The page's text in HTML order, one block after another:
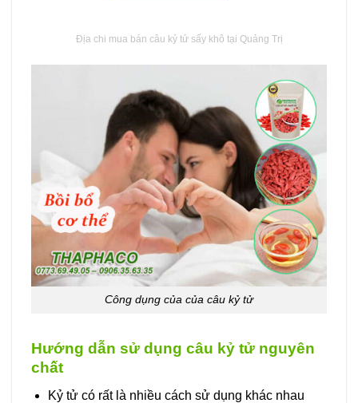
Địa chi mua bán câu kỷ tử sấy khô tại Quảng Trị
Công dụng của của câu kỷ tử
Hướng dẫn sử dụng câu kỷ tử nguyên
chất
Kỷ tử có rất là nhiều cách sử dụng khác nhau